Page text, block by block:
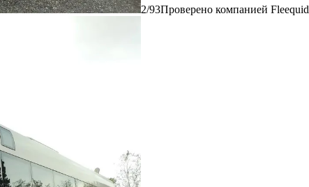
2/93Проверено компанией Fleequid